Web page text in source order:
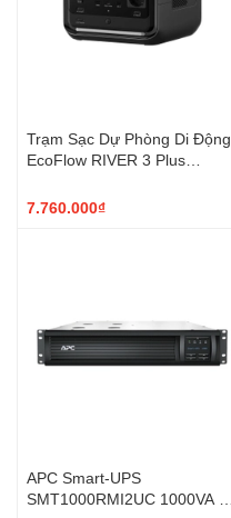
Trạm Sạc Dự Phòng Di Động
EcoFlow RIVER 3 Plus
7.760.000₫
APC Smart-UPS
SMT1000RMI2UC 1000VA –